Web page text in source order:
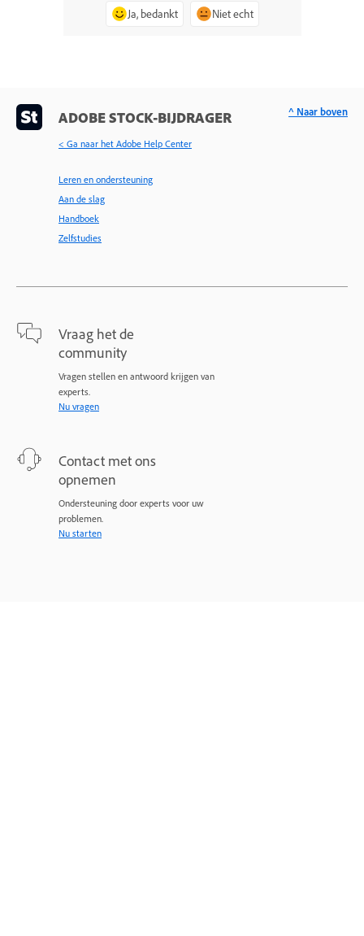
Ja, bedankt Niet echt
ADOBE STOCK-BIJDRAGER
< Ga naar het Adobe Help Center
Leren en ondersteuning
Aan de slag
Handboek
Zelfstudies
Vraag het de
community
Vragen stellen en antwoord krijgen van
experts.
Nu vragen
Contact met ons
opnemen
Ondersteuning door experts voor uw
problemen.
Nu starten
^ Naar boven